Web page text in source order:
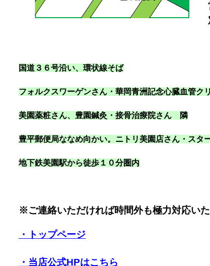
国道３６号沿い、環状線そば
フォルクスワーゲンさん・華岡青洲記念心臓血管
美園薬粧さん、豊園鍼灸・接骨治療院さん 隣
豊平郵便局ななめ向かい。ニトリ美園店さん・ス
地下鉄美園駅から徒歩１０分圏内
※ご連絡いただければ時間外も極力対応いた
・トップページ
・当店公式HPはこちら